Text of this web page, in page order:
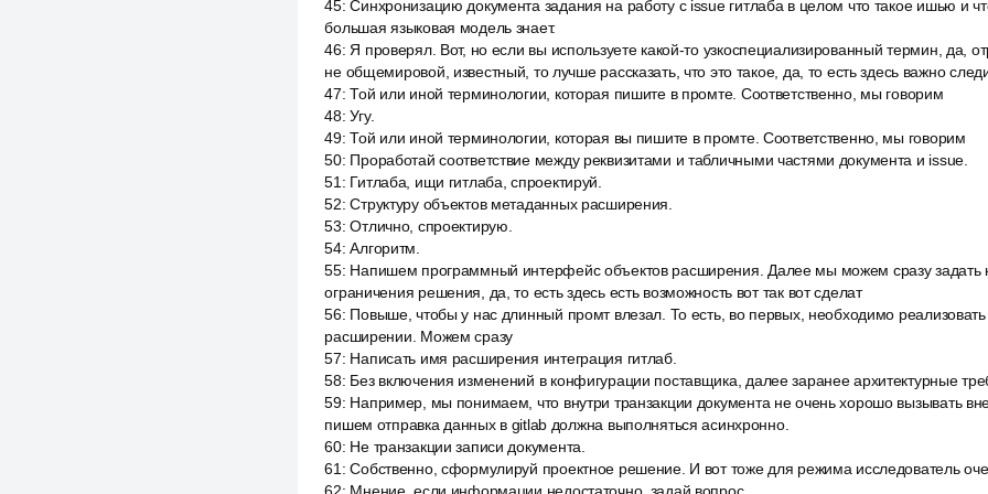
45:Синхронизацию документа задания на работу с issue гитлаба в целом что такое ишью и
большая языковая модель знает.
46: Я проверял. Вот, но если вы используете какой-то узкоспециализированный термин, да,
не общемировой, известный, то лучше рассказать, что это такое, да, то есть здесь важно
47:Той или иной терминологии, которая пишите в промте. Соответственно, мы говорим
48:Угу.
49:Той или иной терминологии, которая вы пишите в промте. Соответственно, мы говорим
50: Проработай соответствие между реквизитами и табличными частями документа и issue.
51 : Гитлаба, ищи гитлаба, спроектируй.
52:Структуру объектов метаданных расширения.
53:Отлично, спроектирую.
54:Алгоритм.
55: Напишем программный интерфейс объектов расширения. Далее мы можем сразу задать
ограничения решения, да, то есть здесь есть возможность вот так вот сделат
56: Повыше, чтобы у нас длинный промт влезал. То есть, во первых, необходимо
расширении. Можем сразу
57: Написать имя расширения интеграция гитлаб.
58: Без включения изменений в конфигурации поставщика, далее заранее архитектурные
59: Например, мы понимаем, что внутри транзакции документа не очень хорошо вызывать
пишем отправка данных в gitlab должна выполняться асинхронно.
60: Не транзакции записи документа.
61 :Собственно, сформулируй проектное решение. И вот тоже для режима исследователь